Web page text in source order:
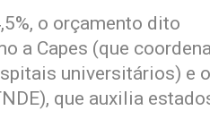
o orçamento dito
a Capes (que
universitários) e o
que auxilia